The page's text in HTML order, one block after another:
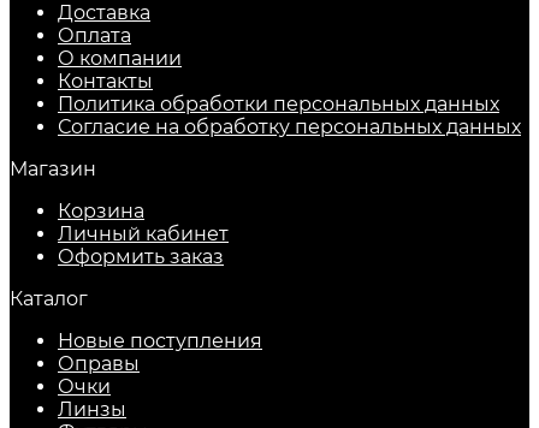
Доставка
Оплата
О компании
Контакты
Политика обработки персональных данных
Согласие на обработку персональных данных
Магазин
Корзина
Личный кабинет
Оформить заказ
Каталог
Новые поступления
Оправы
Очки
Линзы